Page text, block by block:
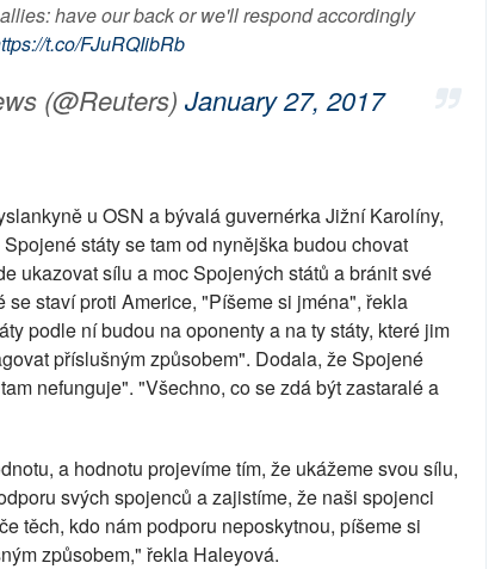
have our back or we'll respond accordingly
t.co/FJuRQIibRb
(@Reuters)January 27, 2017
u OSN a bývalá guvernérka Jižní Karolíny,
státy se tam od nynějška budou chovat
ukazovat sílu a moc Spojených států a bránit své
staví proti Americe, "Píšeme si jména", řekla
podle ní budou na oponenty a na ty státy, které jim
příslušným způsobem". Dodala, že Spojené
nefunguje". "Všechno, co se zdá být zastaralé a
a hodnotu projevíme tím, že ukážeme svou sílu,
svých spojenců a zajistíme, že naši spojenci
těch, kdo nám podporu neposkytnou, píšeme si
způsobem," řekla Haleyová.